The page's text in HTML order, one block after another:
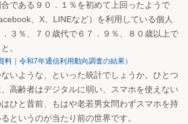
である９０．１％を初めて上回ったようで
、X、LINEなど）を利用している個人
３％、７０歳代で６７．９％、８０歳以上で
。
料｜令和7年通信利用動向調査の結果）
いような、といった統計でしょうか。ひとつ
高齢者はデジタルに弱い、スマホを使えない
ひと昔前、もはや老若男女問わずスマホを持
というのが当たり前の世界です。